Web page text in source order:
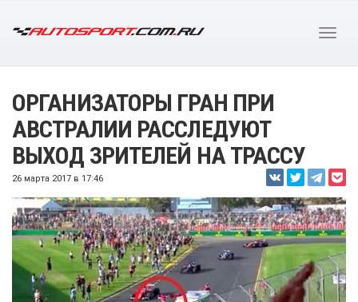
ОРГАНИЗАТОРЫ ГРАН ПРИ
АВСТРАЛИИ РАССЛЕДУЮТ
ВЫХОД ЗРИТЕЛЕЙ НА ТРАССУ
26 марта 2017 в 17:46